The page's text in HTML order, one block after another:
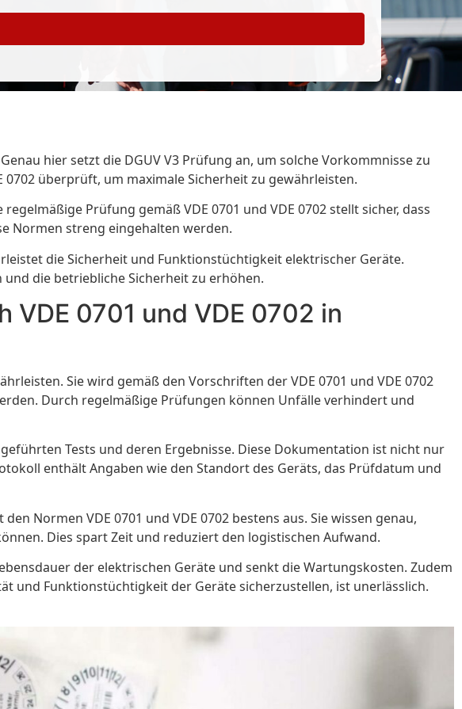
hier setzt die DGUV V3 Prüfung an, um solche Vorkommnisse zu
überprüft, um maximale Sicherheit zu gewährleisten.
Prüfung gemäß VDE 0701 und VDE 0702 stellt sicher, dass
Normen streng eingehalten werden.
die Sicherheit und Funktionstüchtigkeit elektrischer Geräte.
die betriebliche Sicherheit zu erhöhen.
0701 und VDE 0702 in
Sie wird gemäß den Vorschriften der VDE 0701 und VDE 0702
Durch regelmäßige Prüfungen können Unfälle verhindert und
Tests und deren Ergebnisse. Diese Dokumentation ist nicht nur
enthält Angaben wie den Standort des Geräts, das Prüfdatum und
Normen VDE 0701 und VDE 0702 bestens aus. Sie wissen genau,
Dies spart Zeit und reduziert den logistischen Aufwand.
der elektrischen Geräte und senkt die Wartungskosten. Zudem
und Funktionstüchtigkeit der Geräte sicherzustellen, ist unerlässlich.